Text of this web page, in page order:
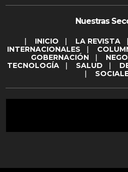
Nuestras
| INICIO | LA REVISTA
INTERNACIONALES |
GOBERNACIÓN |
TECNOLOGÍA | SALUD |
|